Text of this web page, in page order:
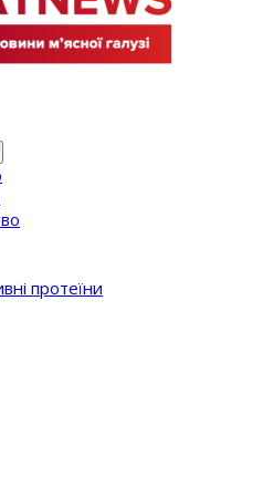
протеїни